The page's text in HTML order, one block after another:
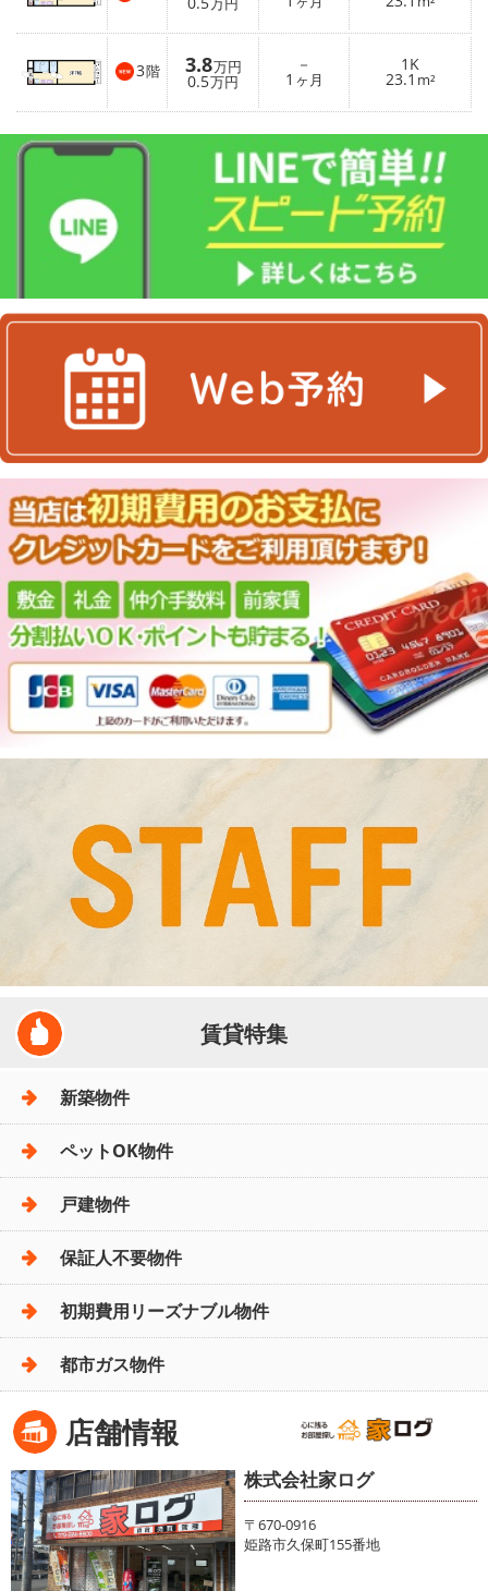
万円
3階 3.8万円
0.5万円
－
1 ヶ月
1K
23.1 m²
賃貸特集
新築物件
ペットOK物件
戸建物件
保証人不要物件
初期費用リーズナブル物件
都市ガス物件
店舗情報
株式会社家ログ
〒670-0916
姫路市久保町155番地